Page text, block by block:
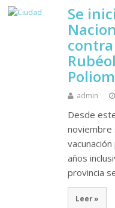
Se
admin
Desde
noviembre
años
provincia
Leer »